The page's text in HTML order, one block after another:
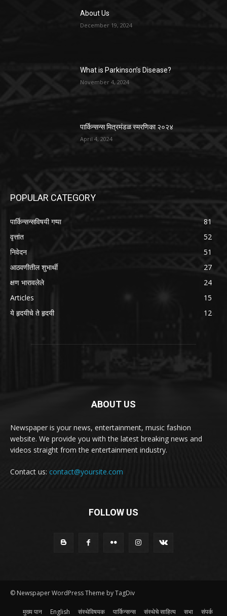
About Us
December 19, 2024
What is Parkinson’s Disease?
November 4, 2024
पार्किन्सन्स मित्रमंडळ स्मरणिका २०२४
April 4, 2024
POPULAR CATEGORY
पार्किन्सन्सविषयी गप्पा
81
वृत्तांत
52
निवेदन
51
आठवणीतील शुभार्थी
27
क्षण भारावलेले
24
Articles
15
ये हृदयीचे ते हृदयी
12
ABOUT US
Newspaper is your news, entertainment, music fashion
website. We provide you with the latest breaking news and
videos straight from the entertainment industry.
Contact us: contact@yoursite.com
FOLLOW US
© Newspaper WordPress Theme by TagDiv
मुख्य पान English संस्थेविषयक पार्किन्सन्स संस्थेचे साहित्य सभा संपर्क